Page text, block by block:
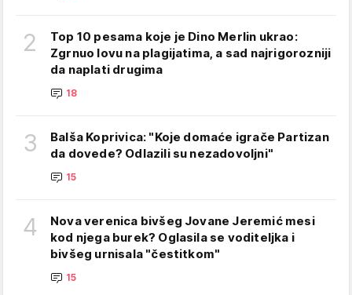
2
Top 10 pesama koje je Dino Merlin ukrao:
Zgrnuo lovu na plagijatima, a sad najrigorozniji
da naplati drugima
18
3
Balša Koprivica: "Koje domaće igrače Partizan
da dovede? Odlazili su nezadovoljni"
15
4
Nova verenica bivšeg Jovane Jeremić mesi
kod njega burek? Oglasila se voditeljka i
bivšeg urnisala "čestitkom"
15